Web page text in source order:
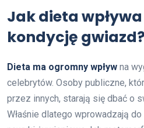
Jak dieta
kondycję gwiazd?
Dieta ma ogromny wpływ na
celebrytów. Osoby publiczne,
przez innych, starają się dbać o
Właśnie dlatego wprowadzają